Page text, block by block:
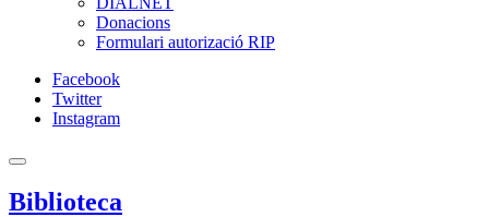
Donacions
Formulari autorizació RIP
Facebook
Twitter
Instagram
Biblioteca